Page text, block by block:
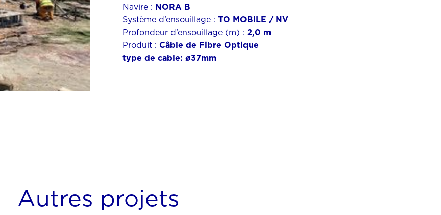
Navire : NORA B
Système d’ensouillage : TO MOBILE / NV
Profondeur d’ensouillage (m) : 2,0 m
Produit : Câble de Fibre Optique
type de cable: ø37mm
Autres projets